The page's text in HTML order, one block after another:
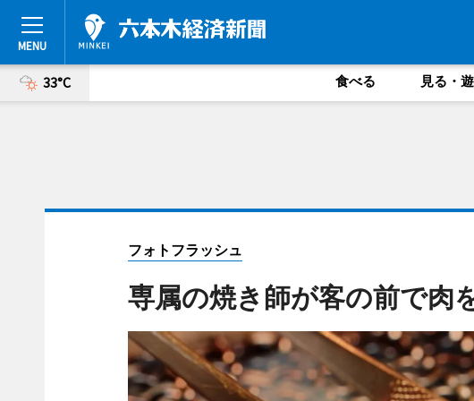
33°C 食べる 見る・
フォトフラッシュ
専属の焼き師が客の前で肉